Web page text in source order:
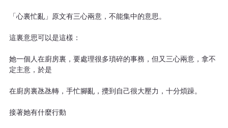
「心裏忙亂」原文有三心兩意，不能集中的意思。
這裏意思可以是這樣：
她一個人在廚房裏，要處理很多瑣碎的事務，但又三心兩意，拿不
定主意，於是
在廚房裏氹氹轉，手忙腳亂，攪到自己很大壓力，十分煩躁。
接著她有什麼行動